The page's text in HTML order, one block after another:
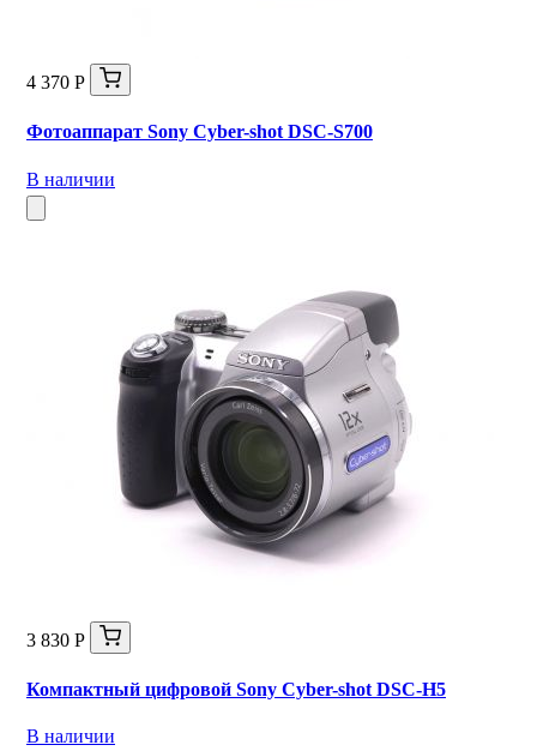
4 370 Р
Фотоаппарат Sony Cyber-shot DSC-S700
В наличии
3 830 Р
Компактный цифровой Sony Cyber-shot DSC-H5
В наличии